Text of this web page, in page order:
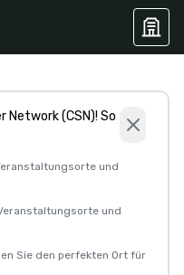
Network (CSN)! So
und
und
Sie den perfekten Ort für